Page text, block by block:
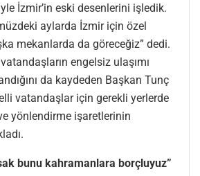
İzmir’in eski desenlerini işledik.
aylarda İzmir için özel
mekanlarda da göreceğiz” dedi.
engelsiz ulaşımı
da kaydeden Başkan Tunç
vatandaşlar için gerekli yerlerde
yönlendirme işaretlerinin
bunu kahramanlara borçluyuz”